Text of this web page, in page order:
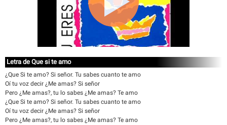
Letra de Que si te amo
¿Que Si te amo? Si señor. Tu sabes cuanto te amo
Oí tu voz decir ¿Me amas? Si señor
Pero ¿Me amas?, tu lo sabes ¿Me amas? Te amo
¿Que Si te amo? Si señor. Tu sabes cuanto te amo
Oí tu voz decir ¿Me amas? Si señor
Pero ¿Me amas?, tu lo sabes ¿Me amas? Te amo